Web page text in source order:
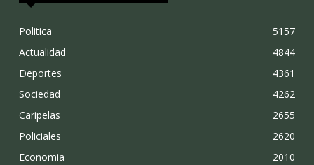
Politica
5157
Actualidad
4844
Deportes
4361
Sociedad
4262
Caripelas
2655
Policiales
2620
Economia
2010